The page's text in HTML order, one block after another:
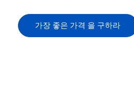
가장 좋은 가격 을 구하라